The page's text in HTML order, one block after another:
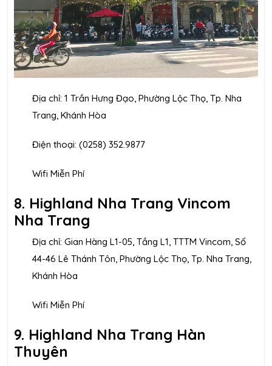
Địa chỉ: 1 Trần Hưng Đạo, Phường Lộc Thọ, Tp. Nha
Trang, Khánh Hòa
Điện thoại: (0258) 352.9877
Wifi Miễn Phí
8. Highland Nha Trang Vincom
Nha Trang
Địa chỉ: Gian Hàng L1-05, Tầng L1, TTTM Vincom, Số
44-46 Lê Thánh Tôn, Phường Lộc Thọ, Tp. Nha Trang,
Khánh Hòa
Wifi Miễn Phí
9. Highland Nha Trang Hàn
Thuyên